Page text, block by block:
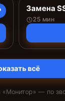
Замена
25 мин
всё
«Монитор» — по